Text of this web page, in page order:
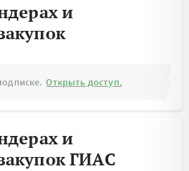
и
Открыть доступ.
и
ГИАС